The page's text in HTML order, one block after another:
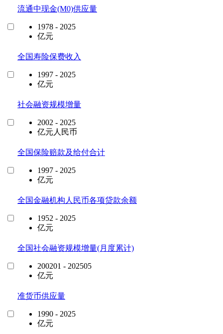
流通中现金(M0)供应量
1978 - 2025
亿元
全国寿险保费收入
1997 - 2025
亿元
社会融资规模增量
2002 - 2025
亿元人民币
全国保险赔款及给付合计
1997 - 2025
亿元
全国金融机构人民币各项贷款余额
1952 - 2025
亿元
全国社会融资规模增量(月度累计)
200201 - 202505
亿元
准货币供应量
1990 - 2025
亿元